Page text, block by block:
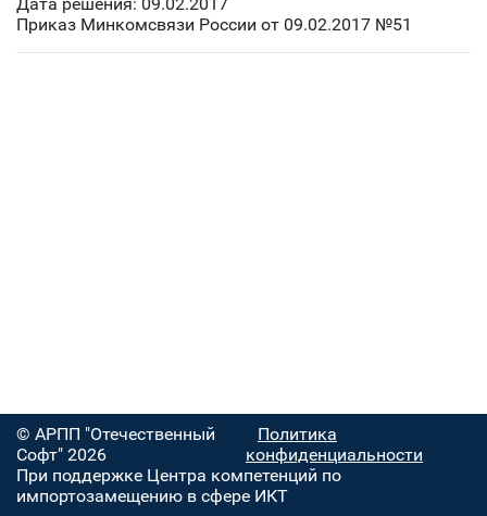
Приказ Минкомсвязи России от 09.02.2017 №51
© АРПП "Отечественный
Софт" 2026
Политика
конфиденциальности
При поддержке Центра компетенций по
импортозамещению в сфере ИКТ